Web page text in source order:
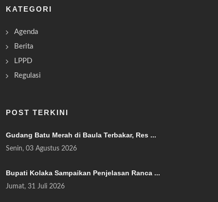
KATEGORI
Agenda
Berita
LPPD
Regulasi
POST TERKINI
Gudang Batu Merah di Baula Terbakar, Res ...
Senin, 03 Agustus 2026
Bupati Kolaka Sampaikan Penjelasan Ranca ...
Jumat, 31 Juli 2026